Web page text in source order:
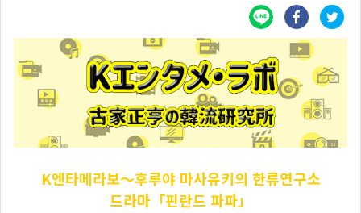
K엔타메라보～후루야 마사유키의 한류연구소
드라마「핀란드 파파」